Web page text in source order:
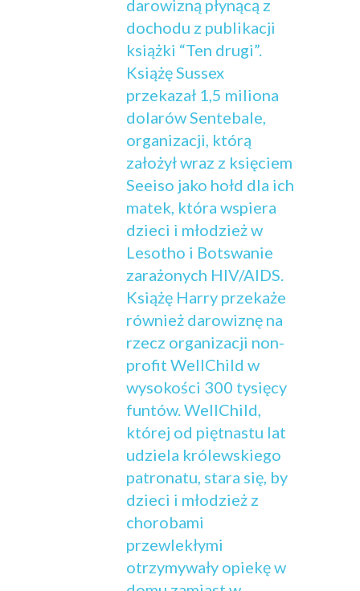
darowizną płynącą z
dochodu z publikacji
książki “Ten drugi”.
Książę Sussex
przekazał 1,5 miliona
dolarów Sentebale,
organizacji, którą
założył wraz z księciem
Seeiso jako hołd dla ich
matek, która wspiera
dzieci i młodzież w
Lesotho i Botswanie
zarażonych HIV/AIDS.
Książę Harry przekaże
również darowiznę na
rzecz organizacji non-
profit WellChild w
wysokości 300 tysięcy
funtów. WellChild,
której od piętnastu lat
udziela królewskiego
patronatu, stara się, by
dzieci i młodzież z
chorobami
przewlekłymi
otrzymywały opiekę w